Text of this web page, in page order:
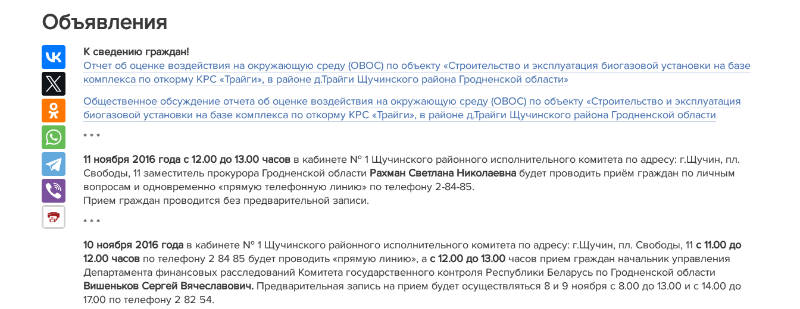
Объявления
К сведению граждан!
Отчет об оценке воздействия на окружающую среду (ОВОС) по объекту «Строительство и эксплуатация биогазовой установки на базе
комплекса по откорму КРС «Трайги», в районе д.Трайги Щучинского района Гродненской области»
Общественное обсуждение отчета об оценке воздействия на окружающую среду (ОВОС) по объекту «Строительство и эксплуатация
биогазовой установки на базе комплекса по откорму КРС «Трайги», в районе д.Трайги Щучинского района Гродненской области
* * *
11 ноября 2016 года с 12.00 до 13.00 часов в кабинете № 1 Щучинского районного исполнительного комитета по адресу: г.Щучин, пл.
Свободы, 11 заместитель прокурора Гродненской области Рахман Светлана Николаевна будет проводить приём граждан по личным
вопросам и одновременно «прямую телефонную линию» по телефону 2-84-85.
Прием граждан проводится без предварительной записи.
* * *
10 ноября 2016 года в кабинете № 1 Щучинского районного исполнительного комитета по адресу: г.Щучин, пл. Свободы, 11 с 11.00 до
12.00 часов по телефону 2 84 85 будет проводить «прямую линию», а с 12.00 до 13.00 часов прием граждан начальник управления
Департамента финансовых расследований Комитета государственного контроля Республики Беларусь по Гродненской области
Вишеньков Сергей Вячеславович. Предварительная запись на прием будет осуществляться 8 и 9 ноября с 8.00 до 13.00 и с 14.00 до
17.00 по телефону 2 82 54.